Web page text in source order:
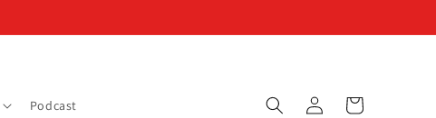
Podcast Connexion Panier